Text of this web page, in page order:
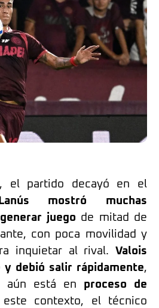
el partido decayó en el
Lanús mostró muchas
juego de mitad de
con poca movilidad y
inquietar al rival. Valois
debió salir rápidamente,
aún está en proceso de
contexto, el técnico